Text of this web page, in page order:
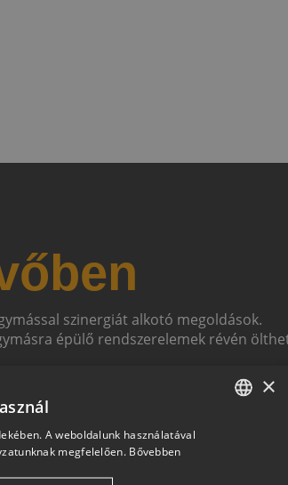
szinergiát alkotó megoldások.
épülő rendszerelemek révén
×
A weboldalunk használatával
megfelelően. Bővebben